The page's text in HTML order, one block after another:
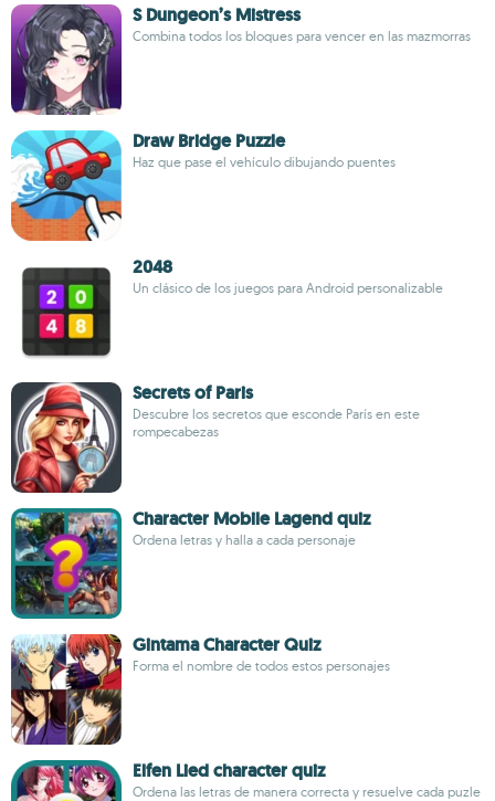
S Dungeon’s Mistress
Combina todos los bloques para vencer en las mazmorras
Draw Bridge Puzzle
Haz que pase el vehículo dibujando puentes
2048
Un clásico de los juegos para Android personalizable
Secrets of Paris
Descubre los secretos que esconde París en este
rompecabezas
Character Mobile Lagend quiz
Ordena letras y halla a cada personaje
Gintama Character Quiz
Forma el nombre de todos estos personajes
Elfen Lied character quiz
Ordena las letras de manera correcta y resuelve cada puzle